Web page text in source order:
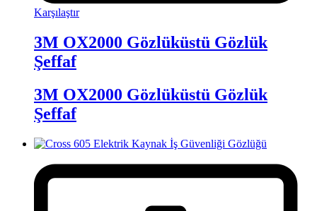
Karşılaştır
3M OX2000 Gözlüküstü Gözlük
Şeffaf
3M OX2000 Gözlüküstü Gözlük
Şeffaf